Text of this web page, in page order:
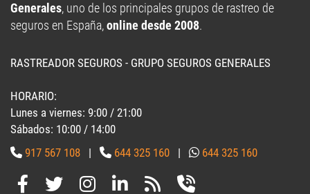
Generales, uno de los principales grupos de rastreo de
seguros en España,online desde 2008.
RASTREADOR SEGUROS - GRUPO SEGUROS GENERALES
HORARIO:
Lunes a viernes: 9:00 / 21:00
Sábados: 10:00 / 14:00
917 567 108 | 644 325 160 | 644 325 160